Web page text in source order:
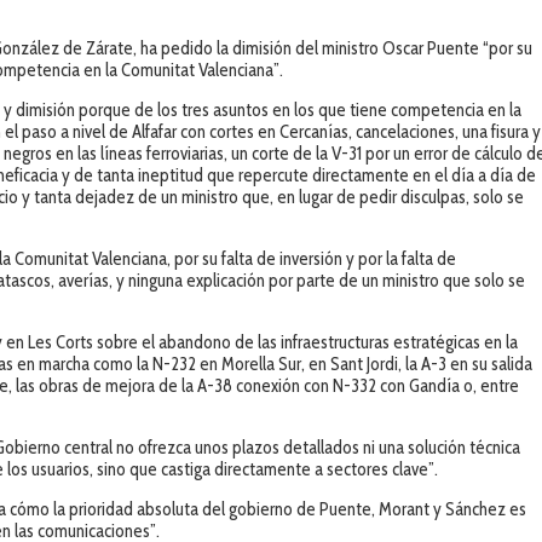
de Zárate, ha pedido la dimisión del ministro Oscar Puente “por su
en la Comunitat Valenciana”.
dimisión porque de los tres asuntos en los que tiene competencia en la
paso a nivel de Alfafar con cortes en Cercanías, cancelaciones, una fisura y
en las líneas ferroviarias, un corte de la V-31 por un error de cálculo
y de tanta ineptitud que repercute directamente en el día a día de
y tanta dejadez de un ministro que, en lugar de pedir disculpas, solo se
Valenciana, por su falta de inversión y por la falta de
averías, y ninguna explicación por parte de un ministro que solo se
Les Corts sobre el abandono de las infraestructuras estratégicas en la
marcha como la N-232 en Morella Sur, en Sant Jordi, la A-3 en su salida
las obras de mejora de la A-38 conexión con N-332 con Gandía o, entre
central no ofrezca unos plazos detallados ni una solución técnica
usuarios, sino que castiga directamente a sectores clave”.
la prioridad absoluta del gobierno de Puente, Morant y Sánchez es
las comunicaciones”.